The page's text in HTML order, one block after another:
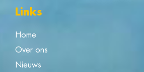
Links
Home
Over ons
Nieuws